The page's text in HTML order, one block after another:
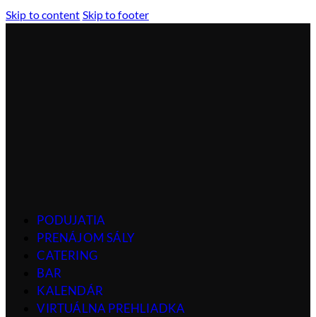
Skip to content Skip to footer
PODUJATIA
PRENÁJOM SÁLY
CATERING
BAR
KALENDÁR
VIRTUÁLNA PREHLIADKA